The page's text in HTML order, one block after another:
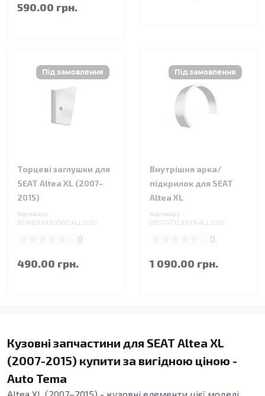
590.00 грн.
Торцеві заглушки для
SEAT Altea XL (2007–
2015)
Код товару:
55.WBXXXX0000.ALL.0.00
0
490.00 грн.
Внутрішня арка/
підкрилок для SEAT
Altea XL
Код товару:
08.STATXLXXXX.ALL.0.00
0
1 090.00 грн.
Кузовні запчастини для SEAT Altea XL
(2007-2015) купити за вигідною ціною -
Auto Tema